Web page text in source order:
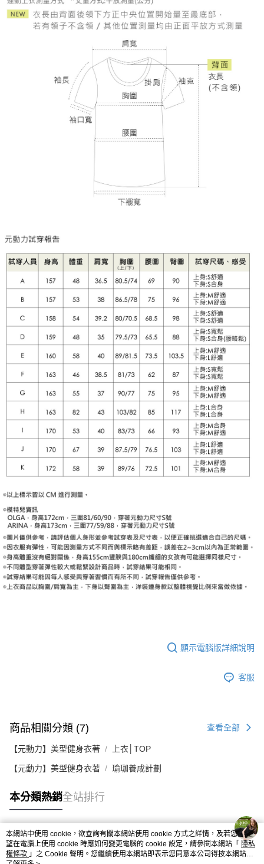
顯示電腦版詳細說明
客服
商品相關分類 (7) 查看全部
【元動力】美型健身衣著 上衣│TOP
【元動力】美型健身衣著 瑜珈養成計劃
本分類熱銷全站排行
熱門標籤
本網站中使用 cookie，欲查詢有關本網站使用 cookie 方式之詳情，及若您不希
望在電腦上使用 cookie 時應如何變更電腦的 cookie 設定，請參閱本網站「 隱私
權條款 」之 Cookie 聲明。您繼續使用本網站即表示您同意本公司得按本網站使